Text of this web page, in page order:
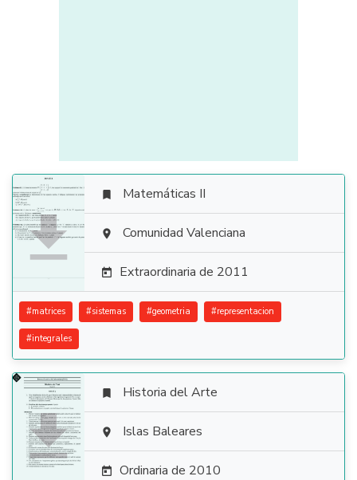

 Matemáticas II
 Comunidad Valenciana
 Extraordinaria de 2011
#matrices #sistemas #geometria #representacion
#integrales

 Historia del Arte
 Islas Baleares
 Ordinaria de 2010